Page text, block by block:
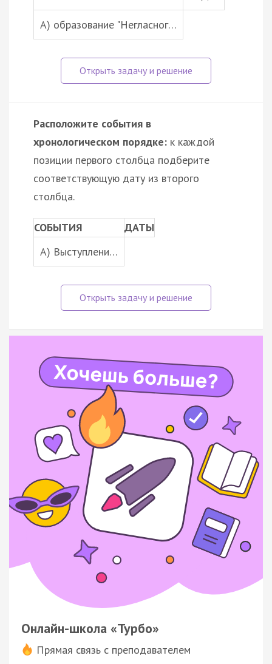
А) образование "Негласног…
Расположите события в
хронологическом порядке: к каждой
позиции первого столбца подберите
соответствующую дату из второго
столбца.
СОБЫТИЯ
ДАТЫ
A) Выступлени…
Онлайн-школа «Турбо»
Прямая связь с преподавателем